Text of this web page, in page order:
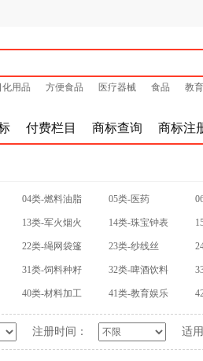
化用品 方便食品 医疗器械 食品 教
付费栏目 商标查询 商标注
04类-燃料油脂 05类-医药
13类-军火烟火 14类-珠宝钟表
22类-绳网袋篷 23类-纱线丝
31类-饲料种籽 32类-啤酒饮料
40类-材料加工 41类-教育娱乐
注册时间： 适